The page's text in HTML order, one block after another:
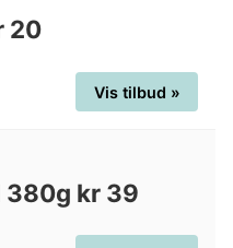
20
Vis tilbud »
kr 39